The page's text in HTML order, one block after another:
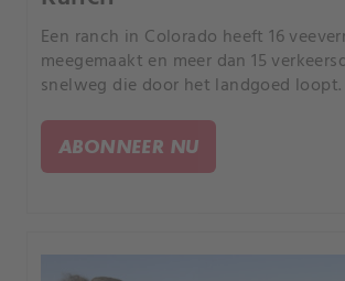
Een ranch in Colorado heeft 16
meegemaakt en meer dan 15
snelweg die door het landgoed
Andy en Paul op onverklaarbare
ABONNEER NU